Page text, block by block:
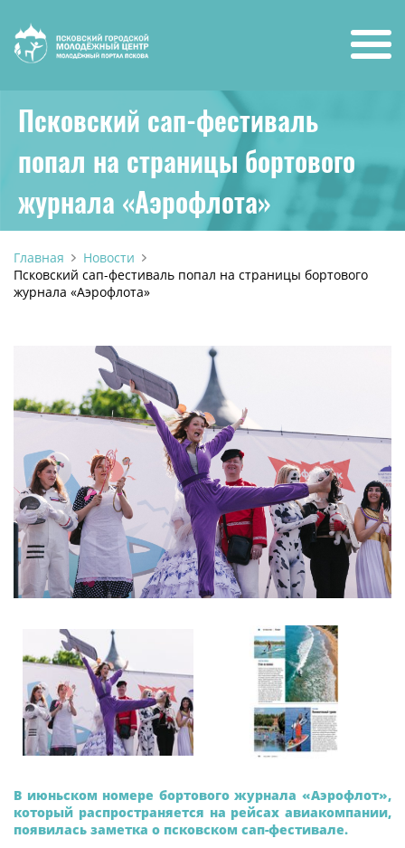
Псковский сап-фестиваль
попал на страницы бортового
журнала «Аэрофлота»
Главная
Новости
Псковский сап-фестиваль попал на страницы бортового
журнала «Аэрофлота»
В июньском номере бортового журнала «Аэрофлот»,
который распространяется на рейсах авиакомпании,
появилась заметка о псковском сап-фестивале.